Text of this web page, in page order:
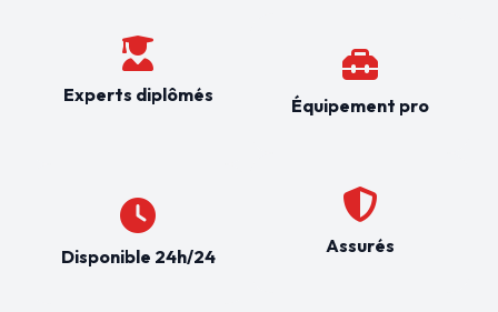
Experts diplômés
Disponible 24h/24
Équipement pro
Assurés